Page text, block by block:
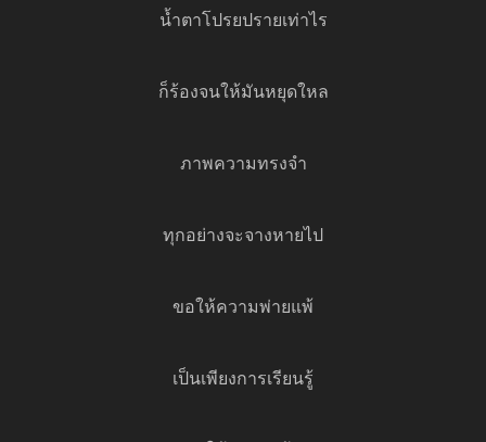
น้ำตาโปรยปรายเท่าไร
ก็ร้องจนให้มันหยุดใหล
ภาพความทรงจำ
ทุกอย่างจะจางหายไป
ขอให้ความพ่ายแพ้
เป็นเพียงการเรียนรู้